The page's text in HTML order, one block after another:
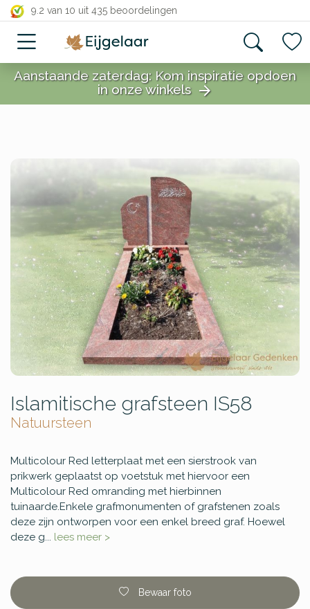
9.2 van 10 uit 435 beoordelingen
close
close
Aanstaande zaterdag: Kom inspiratie opdoen
in onze winkels arrow_forward
Islamitische grafsteen IS58
Natuursteen
Multicolour Red letterplaat met een sierstrook van
prikwerk geplaatst op voetstuk met hiervoor een
Multicolour Red omranding met hierbinnen
tuinaarde.Enkele grafmonumenten of grafstenen zoals
deze zijn ontworpen voor een enkel breed graf. Hoewel
deze g... lees meer >
Bewaar foto